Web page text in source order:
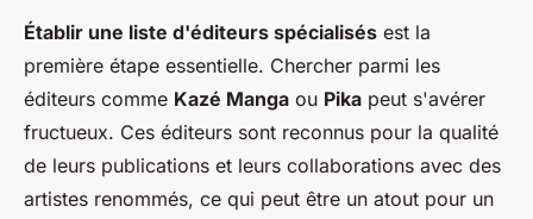
Établir une liste d'éditeurs spécialisés est la
première étape essentielle. Chercher parmi les
éditeurs comme Kazé Manga ou Pika peut s'avérer
fructueux. Ces éditeurs sont reconnus pour la qualité
de leurs publications et leurs collaborations avec des
artistes renommés, ce qui peut être un atout pour un